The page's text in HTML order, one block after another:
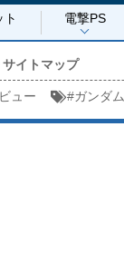
ト 電撃PS
サイトマップ
ュー #ガンダム